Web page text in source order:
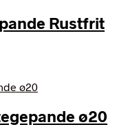
Rustfrit
ø20